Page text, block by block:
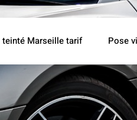
teinté Marseille tarif Pose